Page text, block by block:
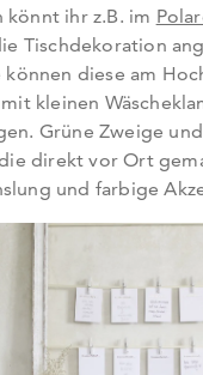
könnt ihr z.B. im
Tischdekoration
diese am
kleinen
Grüne Zweige
direkt vor Ort
und farbige